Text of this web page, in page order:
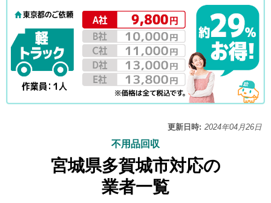
更新日時: 2024年04月26日
不用品回収
宮城県多賀城市対応の
業者一覧